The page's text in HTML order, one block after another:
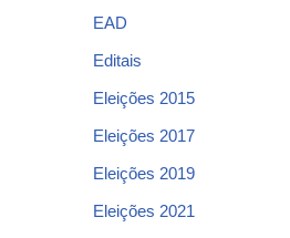
EAD
Editais
Eleições 2015
Eleições 2017
Eleições 2019
Eleições 2021